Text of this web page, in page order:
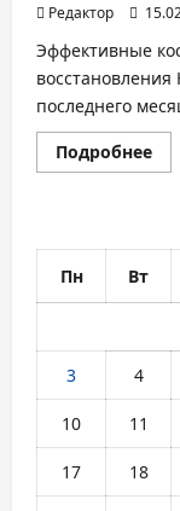
Редактор
Эффективные
последнего
Подробнее
в
Пн
Вт
3 4
10 11
17 18